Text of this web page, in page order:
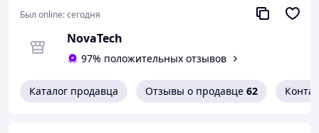
Был online:сегодня
NovaTech
97% положительных отзывов
Каталог продавца Отзывы о продавце 62